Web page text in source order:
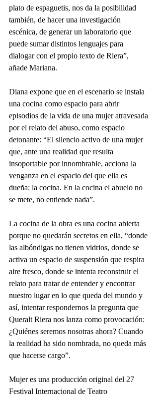
plato de espaguetis, nos da la posibilidad
también, de hacer una investigación
escénica, de generar un laboratorio que
puede sumar distintos lenguajes para
dialogar con el propio texto de Riera”,
añade Mariana.
Diana expone que en el escenario se instala
una cocina como espacio para abrir
episodios de la vida de una mujer atravesada
por el relato del abuso, como espacio
detonante: “El silencio activo de una mujer
que, ante una realidad que resulta
insoportable por innombrable, acciona la
venganza en el espacio del que ella es
dueña: la cocina. En la cocina el abuelo no
se mete, no entiende nada”.
La cocina de la obra es una cocina abierta
porque no quedarán secretos en ella, “donde
las albóndigas no tienen vidrios, donde se
activa un espacio de suspensión que respira
aire fresco, donde se intenta reconstruir el
relato para tratar de entender y encontrar
nuestro lugar en lo que queda del mundo y
así, intentar respondernos la pregunta que
Queralt Riera nos lanza como provocación:
¿Quiénes seremos nosotras ahora? Cuando
la realidad ha sido nombrada, no queda más
que hacerse cargo”.
Mujer es una producción original del 27
Festival Internacional de Teatro